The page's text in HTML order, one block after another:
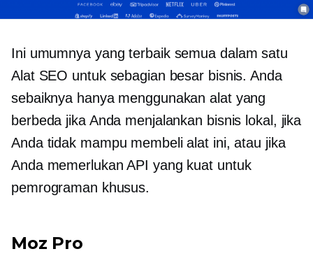
Ini umumnya yang terbaik semua dalam satu
Alat SEO untuk sebagian besar bisnis. Anda
sebaiknya hanya menggunakan alat yang
berbeda jika Anda menjalankan bisnis lokal, jika
Anda tidak mampu membeli alat ini, atau jika
Anda memerlukan API yang kuat untuk
pemrograman khusus.
Moz Pro